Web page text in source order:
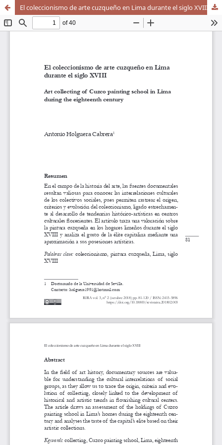
El coleccionismo de arte cuzqueño en Lima durante el siglo XVIII